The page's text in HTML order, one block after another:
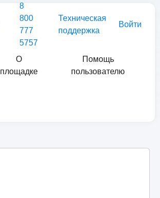
8
800
777
5757
Техническая
поддержка
Войти
О
площадке
Помощь
пользователю